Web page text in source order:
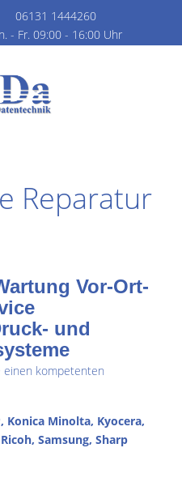
06131 1444260
- Fr. 09:00 - 16:00 Uhr
Reparatur
Vor-Ort-
und
einen kompetenten
Konica Minolta, Kyocera,
Samsung, Sharp